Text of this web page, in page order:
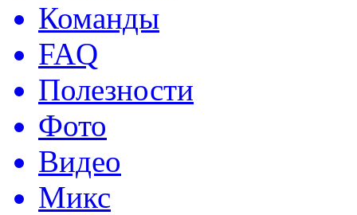
Команды
FAQ
Полезности
Фото
Видео
Микс